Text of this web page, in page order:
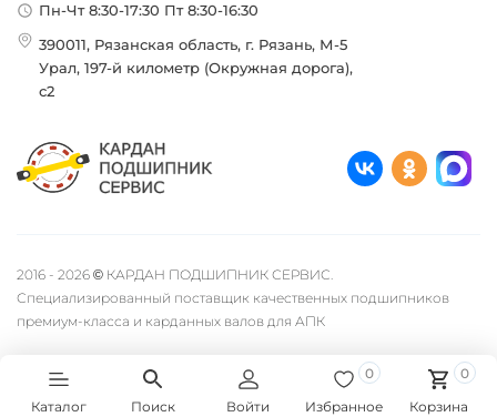
Пн-Чт 8:30-17:30 Пт 8:30-16:30
390011, Рязанская область, г. Рязань, М-5
Урал, 197-й километр (Окружная дорога),
с2
2016 - 2026 © КАРДАН ПОДШИПНИК СЕРВИС.
Специализированный поставщик качественных подшипников
премиум-класса и карданных валов для АПК
Каталог Поиск Войти Избранное
0
Корзина
0